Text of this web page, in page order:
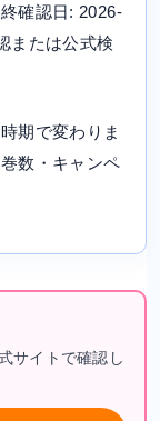
確認日: 2026-
または公式検
期で変わりま
数・キャンペ
サイトで確認し